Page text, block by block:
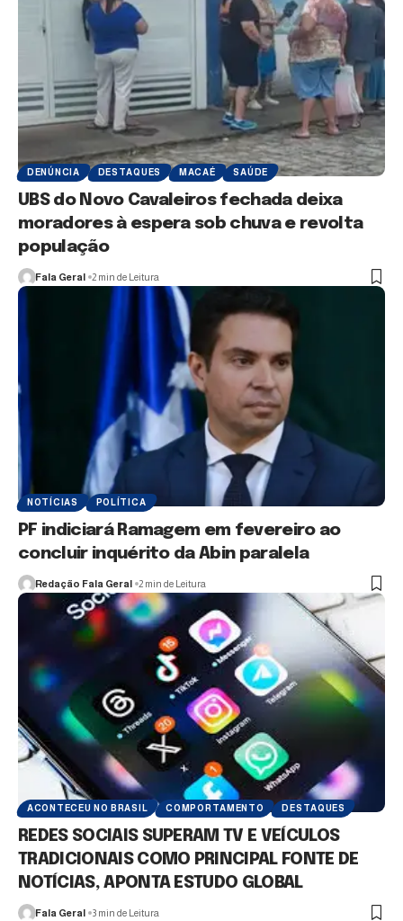
DENÚNCIA DESTAQUES MACAÉ SAÚDE
UBS do Novo Cavaleiros fechada deixa
moradores à espera sob chuva e revolta
população
Fala Geral 2 min de Leitura
NOTÍCIAS POLÍTICA
PF indiciará Ramagem em fevereiro ao
concluir inquérito da Abin paralela
Redação Fala Geral 2 min de Leitura
ACONTECEU NO BRASIL COMPORTAMENTO DESTAQUES
REDES SOCIAIS SUPERAM TV E VEÍCULOS
TRADICIONAIS COMO PRINCIPAL FONTE DE
NOTÍCIAS, APONTA ESTUDO GLOBAL
Fala Geral 3 min de Leitura